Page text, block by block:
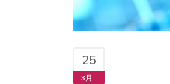
25
3月